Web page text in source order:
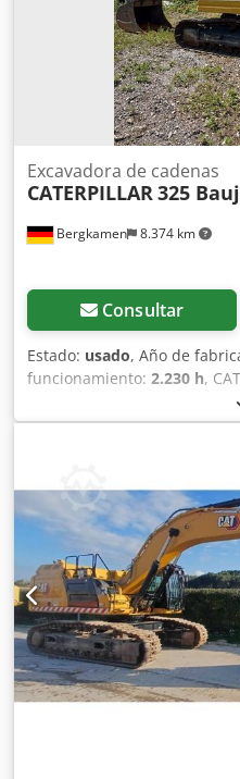
Bergkamen 8.374 km
Excavadora de cadenas
CATERPILLAR325
Consultar
Estado: usado, Año de
funcionamiento: 2.230 h,
con solo 2230 horas de
Akcsrf En perfecto estado.
28.500 kg Motor: Cat C4.4
emisiones: Etapa V de la
aproximadamente 313 litros.
aproximadamente 230
excavación: 6,70 m. Aire